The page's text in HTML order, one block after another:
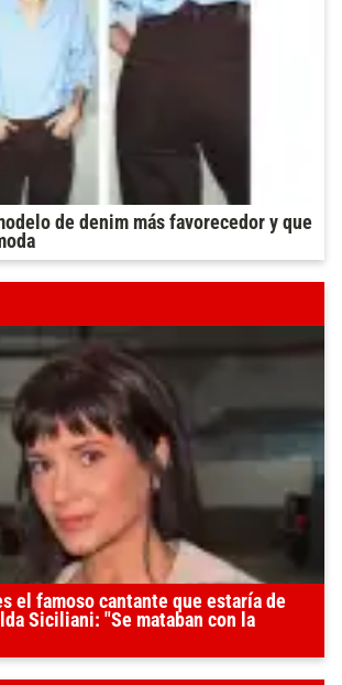
de denim más favorecedor y que
el famoso cantante que estaría de
Siciliani: "Se mataban con la